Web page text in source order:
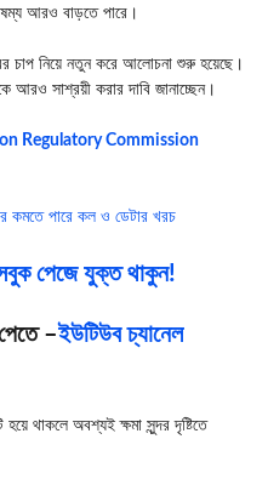
আরও বাড়তে পারে।
চাপ নিয়ে নতুন করে আলোচনা শুরু হয়েছে।
আরও সাশ্রয়ী করার দাবি জানাচ্ছেন।
Regulatory Commission
কমতে পারে কল ও ডেটার খরচ
পেজে যুক্ত থাকুন!
–ইউটিউব চ্যানেল
থাকলে অবশ্যই ক্ষমা সুন্দর দৃষ্টিতে